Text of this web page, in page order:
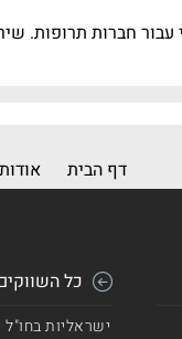
עבור חברות
דף הבית
כל
ישראליות בחו"ל